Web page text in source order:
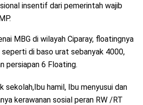
insentif dari pemerintah wajib
MBG di wilayah Ciparay, floatingnya
di baso urat sebanyak 4000,
persiapan 6 Floating.
sekolah,Ibu hamil, Ibu menyusui dan
kerawanan sosial peran RW /RT